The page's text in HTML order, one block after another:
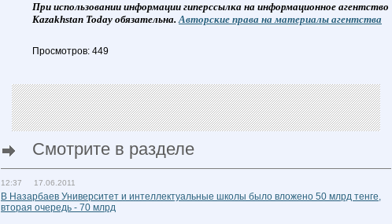
При использовании информации гиперссылка на информационное агентство
Kazakhstan Today обязательна.Авторские права на материалы агентства
Просмотров: 449
Смотрите в разделе
12:37 17.06.2011
В Назарбаев Университет и интеллектуальные школы было вложено 50 млрд тенге,
вторая очередь - 70 млрд